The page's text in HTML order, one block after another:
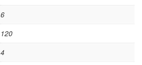
6
120
4